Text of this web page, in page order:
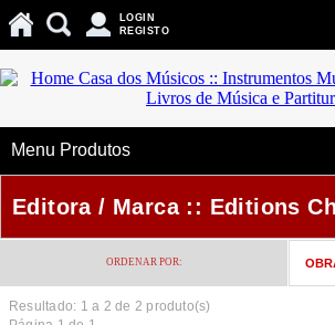
LOGIN
REGISTO
Menu Produtos
Editora / Marca :: Editions
ORDENAR POR:
Resultado: 1 a 2 de 2 produto(s)